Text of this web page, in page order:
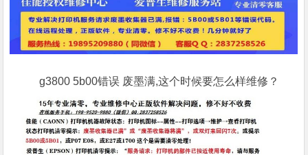
g3800 5b00错误 废墨满,这个时候要怎么样维修？